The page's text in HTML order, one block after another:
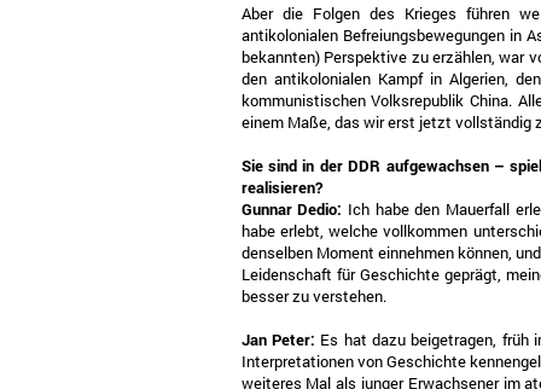
Aber die Folgen des Krieges führen
antikolonialen Befreiungsbewegungen in
bekannten) Perspektive zu erzählen, war
den antikolonialen Kampf in Algerien,
kommunistischen Volksrepublik China.
einem Maße, das wir erst jetzt vollständig
Sie sind in der DDR aufgewachsen –
realisieren?
Gunnar Dedio: Ich habe den Mauerfall
habe erlebt, welche vollkommen
denselben Moment einnehmen können,
Leidenschaft für Geschichte geprägt,
besser zu verstehen.
Jan Peter: Es hat dazu beigetragen,
Interpretationen von Geschichte
weiteres Mal als junger Erwachsener im